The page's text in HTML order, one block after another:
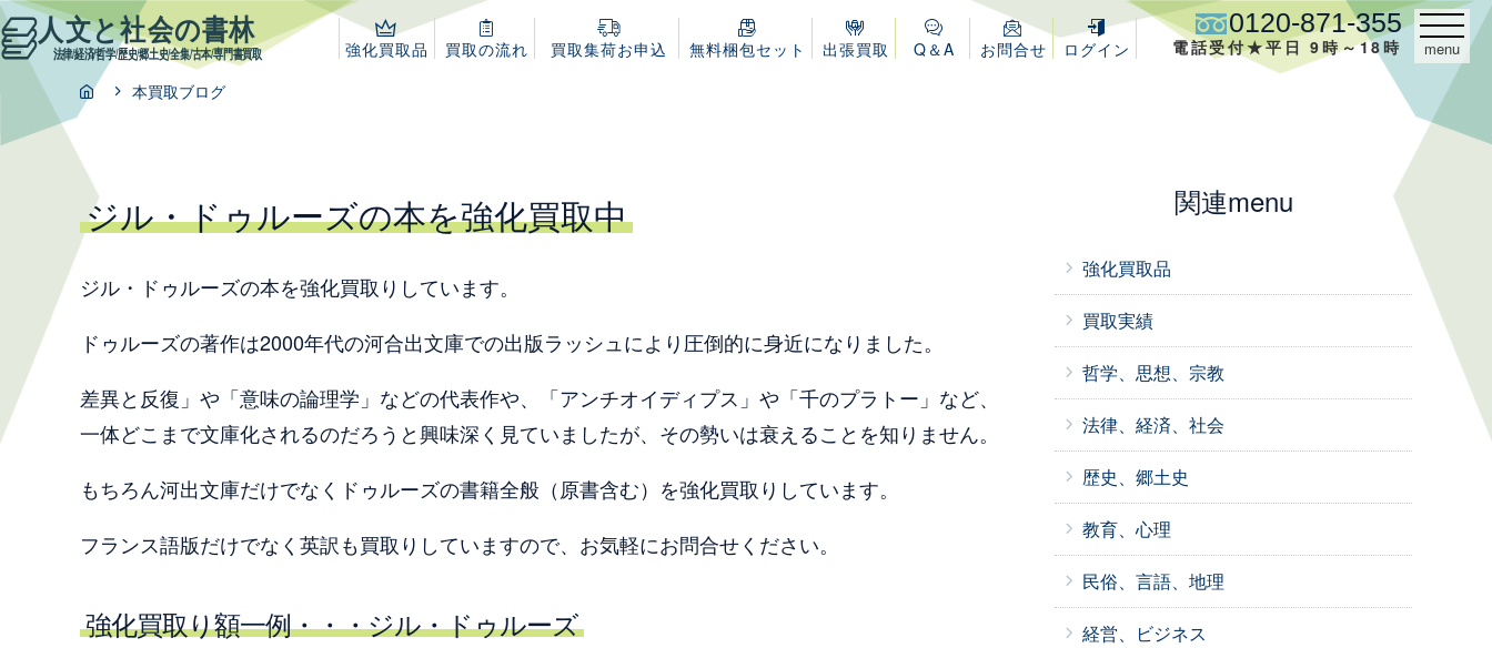
こ
の
ペ
の
動
人文と社会の書林
法律/経済/哲学/歴史/郷土史/全集/古本/専門書買取 強化買取品 買取の流れ 買取集荷お申込 無料梱包セット 出張買取 Q＆A お問合せ ログイン
0120-871-355
電話受付★平日 9時～18時
現
在
位
置
本買取ブログ
ジル・ドゥルーズの本を強化買取中
ジル・ドゥルーズの本を強化買取りしています。
ドゥルーズの著作は2000年代の河合出文庫での出版ラッシュにより圧倒的に身近になりました。
差異と反復」や「意味の論理学」などの代表作や、「アンチオイディプス」や「千のプラトー」など、
一体どこまで文庫化されるのだろうと興味深く見ていましたが、その勢いは衰えることを知りません。
もちろん河出文庫だけでなくドゥルーズの書籍全般（原書含む）を強化買取りしています。
フランス語版だけでなく英訳も買取りしていますので、お気軽にお問合せください。
強化買取り額一例・・・ジル・ドゥルーズ
関連menu
強化買取品
買取実績
哲学、思想、宗教
法律、経済、社会
歴史、郷土史
教育、心理
民俗、言語、地理
経営、ビジネス
menu